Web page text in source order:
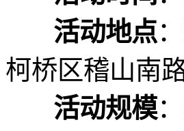
活动地点
柯桥区稽山南路
活动规模